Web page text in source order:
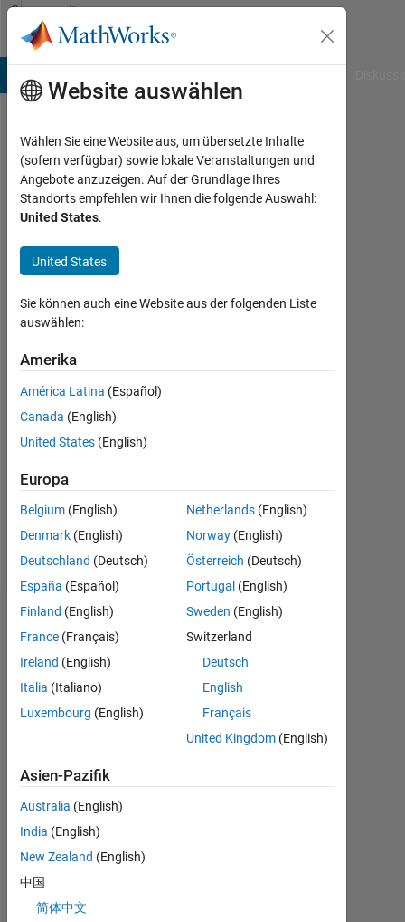
Weiter zum Inhalt
Community
Profile
Trenton
Last
seen:
mehr
als
ein
vor
|
seit
Followers:
0
Follow
Dashboard
Statistik
MATLAB Answers
BEITRÄGE
06/25
08/25
12/25
02/26
06/26
08/26
Website auswählen
Wählen Sie eine Website aus, um übersetzte Inhalte
(sofern verfügbar) sowie lokale Veranstaltungen und
Angebote anzuzeigen. Auf der Grundlage Ihres
Standorts empfehlen wir Ihnen die folgende Auswahl:
United States.
United States
Sie können auch eine Website aus der folgenden Liste
auswählen:
Amerika
América Latina (Español)
Canada (English)
United States (English)
Europa
Belgium (English)
Denmark (English)
Deutschland (Deutsch)
España (Español)
Finland (English)
France (Français)
Ireland (English)
Italia (Italiano)
Luxembourg (English)
Netherlands (English)
Norway (English)
Österreich (Deutsch)
Portugal (English)
Sweden (English)
Switzerland
Deutsch
English
Français
United Kingdom (English)
Asien-Pazifik
Australia (English)
India (English)
New Zealand (English)
中国
简体中文